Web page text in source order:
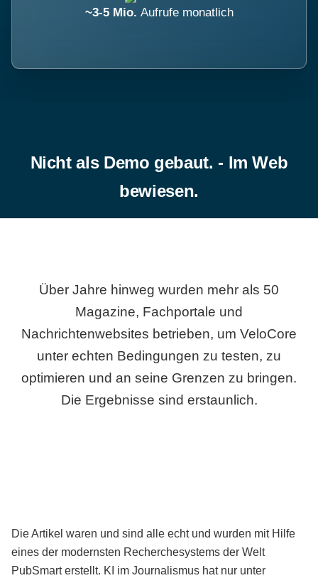
~3-5 Mio. Aufrufe monatlich
Nicht als Demo gebaut. - Im Web
bewiesen.
Über Jahre hinweg wurden mehr als 50
Magazine, Fachportale und
Nachrichtenwebsites betrieben, um VeloCore
unter echten Bedingungen zu testen, zu
optimieren und an seine Grenzen zu bringen.
Die Ergebnisse sind erstaunlich.
Die Artikel waren und sind alle echt und wurden mit Hilfe
eines der modernsten Recherchesystems der Welt
PubSmart erstellt. KI im Journalismus hat nur unter